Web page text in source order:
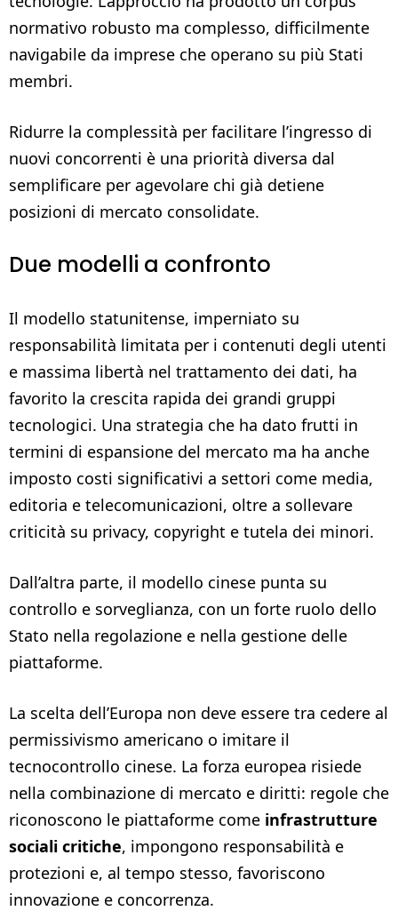
normativo robusto ma complesso, difficilmente
navigabile da imprese che operano su più Stati
membri.
Ridurre la complessità per facilitare l’ingresso di
nuovi concorrenti è una priorità diversa dal
semplificare per agevolare chi già detiene
posizioni di mercato consolidate.
Due modelli a confronto
Il modello statunitense, imperniato su
responsabilità limitata per i contenuti degli utenti
e massima libertà nel trattamento dei dati, ha
favorito la crescita rapida dei grandi gruppi
tecnologici. Una strategia che ha dato frutti in
termini di espansione del mercato ma ha anche
imposto costi significativi a settori come media,
editoria e telecomunicazioni, oltre a sollevare
criticità su privacy, copyright e tutela dei minori.
Dall’altra parte, il modello cinese punta su
controllo e sorveglianza, con un forte ruolo dello
Stato nella regolazione e nella gestione delle
piattaforme.
La scelta dell’Europa non deve essere tra cedere al
permissivismo americano o imitare il
tecnocontrollo cinese. La forza europea risiede
nella combinazione di mercato e diritti: regole che
riconoscono le piattaforme come infrastrutture
sociali critiche, impongono responsabilità e
protezioni e, al tempo stesso, favoriscono
innovazione e concorrenza.